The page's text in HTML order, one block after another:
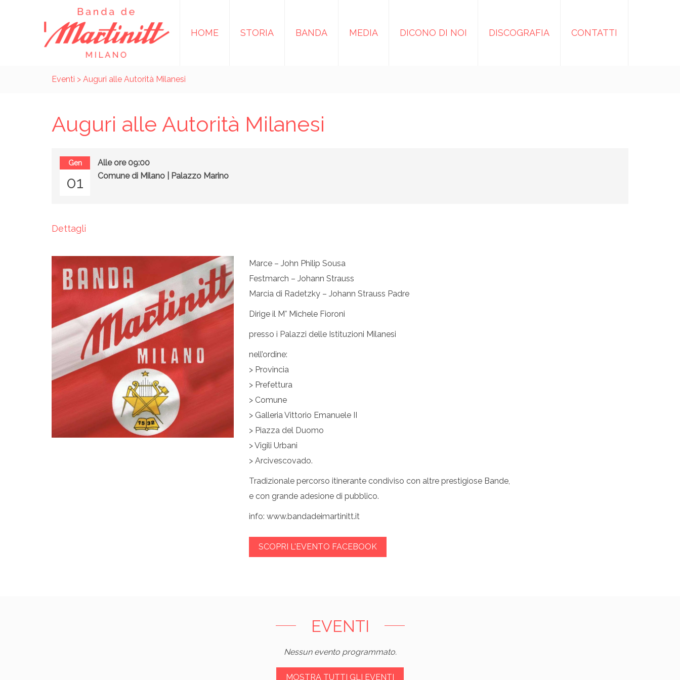
HOME STORIA BANDA MEDIA DICONO DI NOI DISCOGRAFIA CONTATTI
Eventi > Auguri alle Autorità Milanesi
Auguri alle Autorità Milanesi
Gen
01
Alle ore 09:00
Comune di Milano | Palazzo Marino
Dettagli
Marce – John Philip Sousa
Festmarch – Johann Strauss
Marcia di Radetzky – Johann Strauss Padre
Dirige il M° Michele Fioroni
presso i Palazzi delle Istituzioni Milanesi
nell’ordine:
> Provincia
> Prefettura
> Comune
> Galleria Vittorio Emanuele II
> Piazza del Duomo
> Vigili Urbani
> Arcivescovado.
Tradizionale percorso itinerante condiviso con altre prestigiose Bande,
e con grande adesione di pubblico.
info: www.bandadeimartinitt.it
SCOPRI L'EVENTO FACEBOOK
EVENTI
Nessun evento programmato.
MOSTRA TUTTI GLI EVENTI